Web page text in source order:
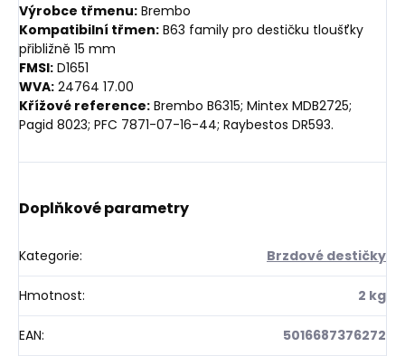
Výrobce třmenu: Brembo
Kompatibilní třmen: B63 family pro destičku tloušťky
přibližně 15 mm
FMSI: D1651
WVA: 24764 17.00
Křížové reference: Brembo B6315; Mintex MDB2725;
Pagid 8023; PFC 7871-07-16-44; Raybestos DR593.
Doplňkové parametry
Kategorie: Brzdové destičky
Hmotnost: 2 kg
EAN: 5016687376272